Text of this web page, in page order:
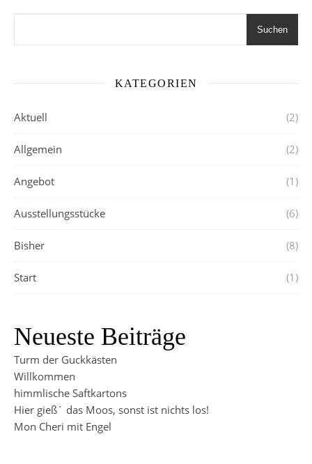
Suchen
KATEGORIEN
Aktuell (2)
Allgemein (2)
Angebot (1)
Ausstellungsstücke (6)
Bisher (8)
Start (1)
Neueste Beiträge
Turm der Guckkästen
Willkommen
himmlische Saftkartons
Hier gieß´ das Moos, sonst ist nichts los!
Mon Cheri mit Engel